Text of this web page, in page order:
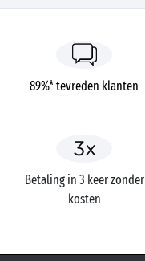
89%* tevreden klanten
Betaling in 3 keer zonder
kosten